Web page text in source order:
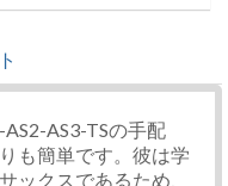
AS3-TSの手配
も簡単です。彼は学
ックスであるため、